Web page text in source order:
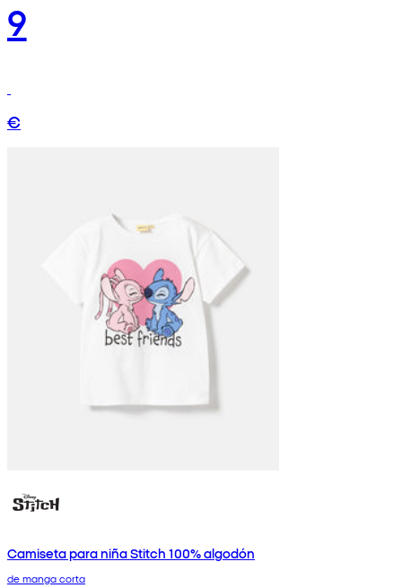
9
€
Camiseta para niña Stitch 100% algodón
de manga corta